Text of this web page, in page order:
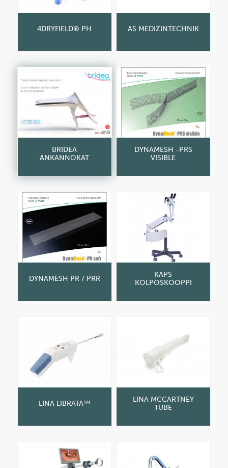
4DRYFIELD® PH AS MEDIZINTECHNIK
BRIDEA
ANKANNOKAT
DYNAMESH -PRS
VISIBLE
DYNAMESH PR / PRR
KAPS
KOLPOSKOOPPI
LINA LIBRATA™
LINA MCCARTNEY
TUBE